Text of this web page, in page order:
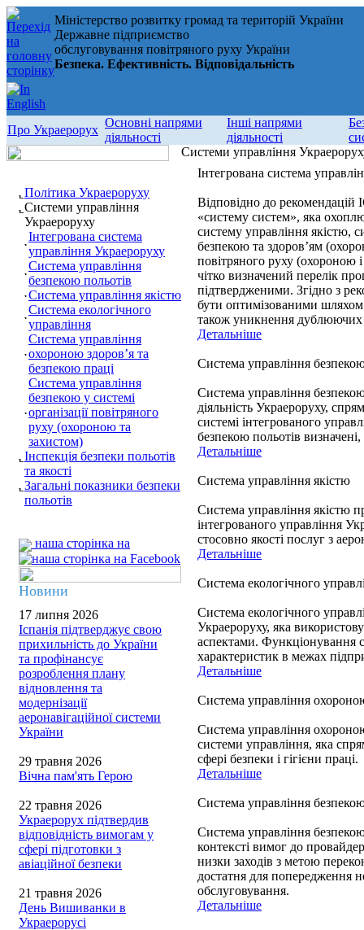
Міністерство розвитку громад та територій України
Державне підприємство
обслуговування повітряного руху України
Безпека. Ефективність. Відповідальність
Про Украерорух
Основні напрями
діяльності
Інші напрями
діяльності
Політика Украероруху
Системи управління
Украероруху
Інтегрована система
управління Украероруху
Система управління
безпекою польотів
Система управління якістю
Система екологічного
управління
Система управління
охороною здоров’я та
безпекою праці
Система управління
безпекою у системі
організації повітряного
руху (охороною та
захистом)
Інспекція безпеки польотів
та якості
Загальні показники безпеки
польотів
наша сторінка на
Новини
17 липня 2026
Іспанія підтверджує свою
прихильність до України
та профінансує
розроблення плану
відновлення та
модернізації
аеронавігаційної системи
України
29 травня 2026
Вічна пам'ять Герою
22 травня 2026
Украерорух підтвердив
відповідність вимогам у
сфері підготовки з
авіаційної безпеки
21 травня 2026
День Вишиванки в
Украерорусі
Системи управління
Інтегрована система
Відповідно до рекомендацій
«систему систем», яка
систему управління якістю,
безпекою та здоров’ям
повітряного руху (охороною
чітко визначений перелік
підтвердженими. Згідно з
бути оптимізованими шляхом
також уникнення дублюючих
Детальніше
Система управління
Система управління
діяльність Украероруху,
системі інтегрованого
безпекою польотів
Детальніше
Система управління якістю
Система управління якістю
інтегрованого управління
стосовно якості послуг з
Детальніше
Система екологічного
Система екологічного
Украероруху, яка
аспектами. Функціонування
характеристик в межах
Детальніше
Система управління
Система управління
системи управління, яка
сфері безпеки і гігієни праці.
Детальніше
Система управління
Система управління
контексті вимог до
низки заходів з метою
достатня для попередження
обслуговування.
Детальніше